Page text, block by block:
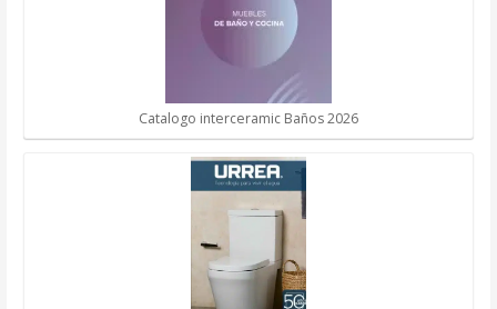
Catalogo interceramic Baños 2026